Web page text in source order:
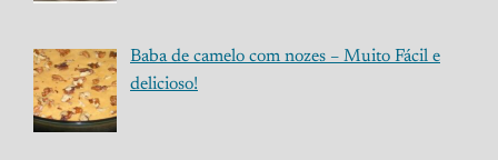
Baba de camelo com nozes – Muito Fácil e
delicioso!